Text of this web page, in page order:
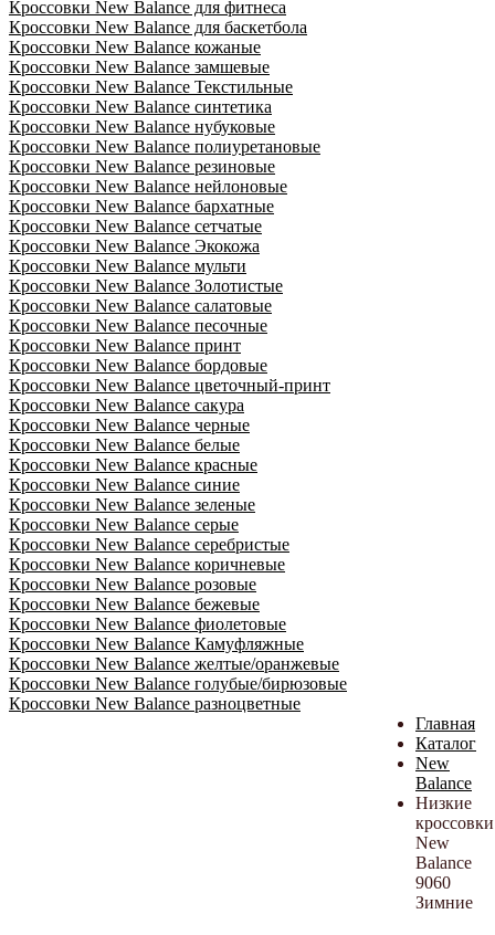
Кроссовки New Balance для фитнеса
Кроссовки New Balance для баскетбола
Кроссовки New Balance кожаные
Кроссовки New Balance замшевые
Кроссовки New Balance Текстильные
Кроссовки New Balance синтетика
Кроссовки New Balance нубуковые
Кроссовки New Balance полиуретановые
Кроссовки New Balance резиновые
Кроссовки New Balance нейлоновые
Кроссовки New Balance бархатные
Кроссовки New Balance сетчатые
Кроссовки New Balance Экокожа
Кроссовки New Balance мульти
Кроссовки New Balance Золотистые
Кроссовки New Balance салатовые
Кроссовки New Balance песочные
Кроссовки New Balance принт
Кроссовки New Balance бордовые
Кроссовки New Balance цветочный-принт
Кроссовки New Balance сакура
Кроссовки New Balance черные
Кроссовки New Balance белые
Кроссовки New Balance красные
Кроссовки New Balance синие
Кроссовки New Balance зеленые
Кроссовки New Balance серые
Кроссовки New Balance серебристые
Кроссовки New Balance коричневые
Кроссовки New Balance розовые
Кроссовки New Balance бежевые
Кроссовки New Balance фиолетовые
Кроссовки New Balance Камуфляжные
Кроссовки New Balance желтые/оранжевые
Кроссовки New Balance голубые/бирюзовые
Кроссовки New Balance разноцветные
Главная
Каталог
New
Balance
Низкие
кроссовки
New
Balance
9060
Зимние